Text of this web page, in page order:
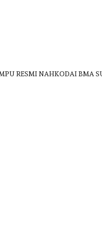
RESMI NAHKODAI BMA